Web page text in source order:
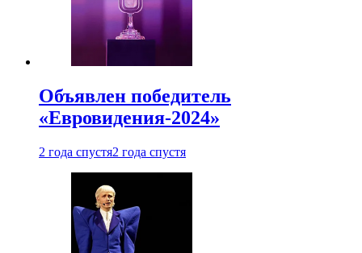
Объявлен победитель
«Евровидения-2024»
2 года спустя2 года спустя